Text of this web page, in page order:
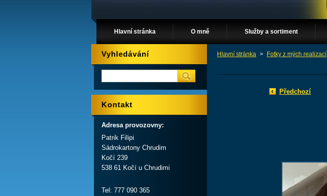
Hlavní stránka O mně Služby a sortiment
Hlavní stránka > Fotky z mých realizací
Předchozí
Vyhledávání
Kontakt
Adresa provozovny:
Patrik Filipi
Sádrokartony Chrudim
Kočí 239
538 61 Kočí u Chrudimi
Tel: 777 090 365